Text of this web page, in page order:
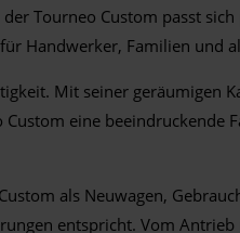
Tourneo Custom passt
Handwerker, Familien und
Mit seiner geräumigen
eine
als Neuwagen,
entspricht. Vom